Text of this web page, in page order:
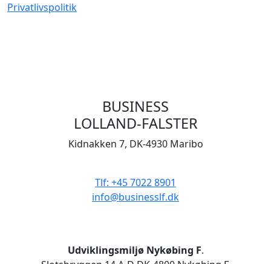
Privatlivspolitik
BUSINESS
LOLLAND-FALSTER
Kidnakken 7, DK-4930 Maribo
Tlf: +45 7022 8901
info@businesslf.dk
Udviklingsmiljø Nykøbing F.